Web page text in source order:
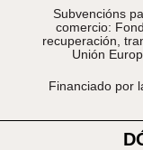
Subvencións
comercio:
recuperación,
Unión
Financiado por